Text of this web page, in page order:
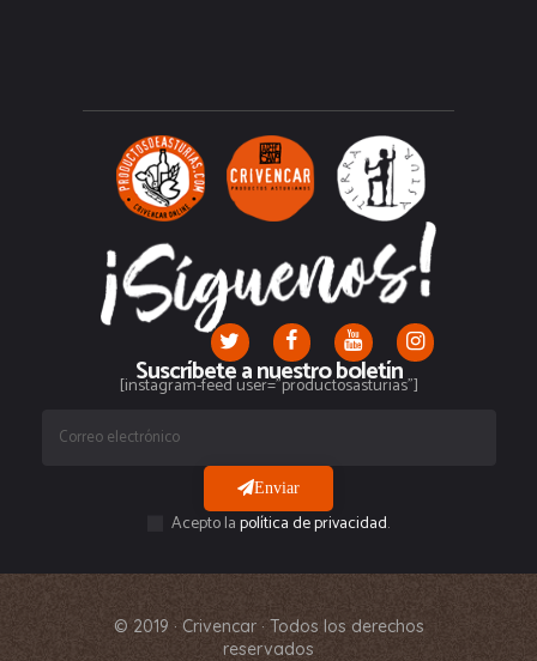
[instagram-feed user="productosasturias"]
Suscríbete a nuestro boletín
Enviar
Acepto lapolítica de privacidad.
© 2019 · Crivencar · Todos los derechos
reservados